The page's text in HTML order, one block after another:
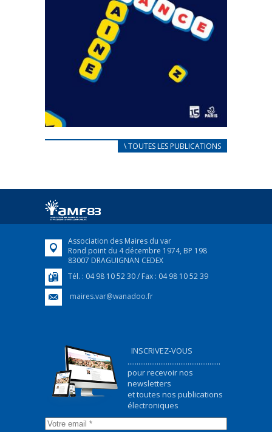
CARNET D’ACCUEIL
Afin d’accompagner au mieux les réfugiés
FEUILLETER
\ TOUTES LES PUBLICATIONS
Association des Maires du var
Rond point du 4 décembre 1974, BP 198
83007 DRAGUIGNAN CEDEX
Tél. : 04 98 10 52 30 / Fax : 04 98 10 52 39
maires.var@wanadoo.fr
INSCRIVEZ-VOUS
...................................................
pour recevoir nos
newsletters
et toutes nos publications
électroniques